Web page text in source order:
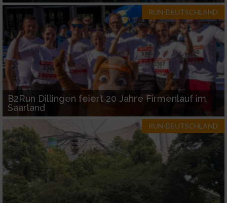
RUN-DEUTSCHLAND
B2Run Dillingen feiert 20 Jahre Firmenlauf im
Saarland
RUN-DEUTSCHLAND
Funktional
Werbung